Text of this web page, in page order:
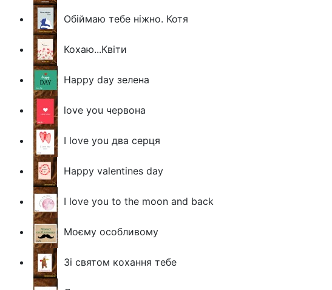
Обіймаю тебе ніжно. Котя
Кохаю...Квіти
Happy day зелена
love you червона
I love you два серця
Happy valentines day
I love you to the moon and back
Моєму особливому
Зі святом кохання тебе